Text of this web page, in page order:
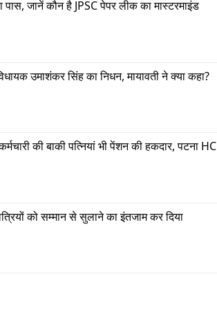
की शुरुआत से पहले ही मेहनत शुरू
द सीरीज रहा. मेरे हिसाब से मेरा वर्ल्ड
जहां रन नहीं आए. लेकिन मैंने मेहनत
हैं. इस दौरान उन्होंने 20.76 की औसत
की वापसी में अभी समय है.
क्या आरोप लगाए? सोशल मीडिया पर
पास, जानें कौन है JPSC पेपर लीक का मास्टरमाइंड
उमाशंकर सिंह का निधन, मायावती ने क्या कहा?
की बाकी पत्नियां भी पेंशन की हकदार, पटना HC
को सम्मान से सुलाने का इंतजाम कर दिया